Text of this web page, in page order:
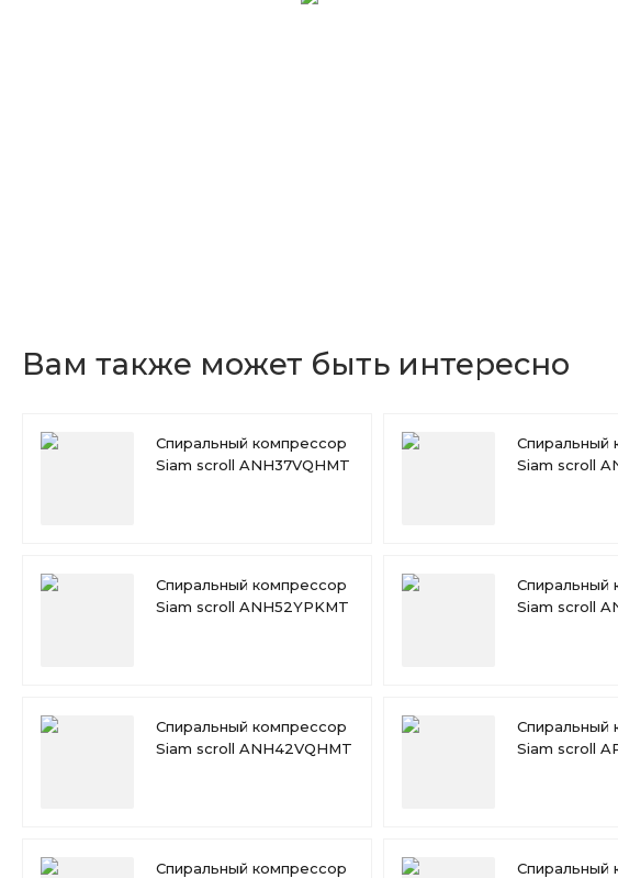
Вам также может быть интересно
Спиральный компрессор
Siam scroll ANH37VQHMT
Спиральный
Siam scroll
Спиральный компрессор
Siam scroll ANH52YPKMT
Спиральный
Siam scroll
Спиральный компрессор
Siam scroll ANH42VQHMT
Спиральный
Siam scroll
Спиральный компрессор
Спиральный